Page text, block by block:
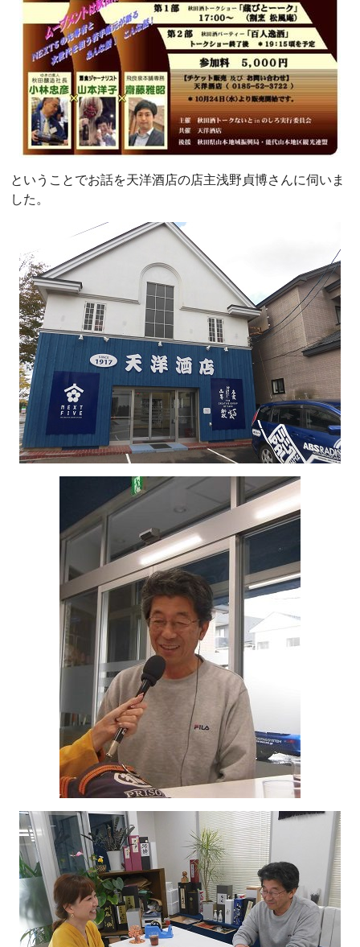
ということでお話を天洋酒店の店主浅野貞博さんに伺いま
した。